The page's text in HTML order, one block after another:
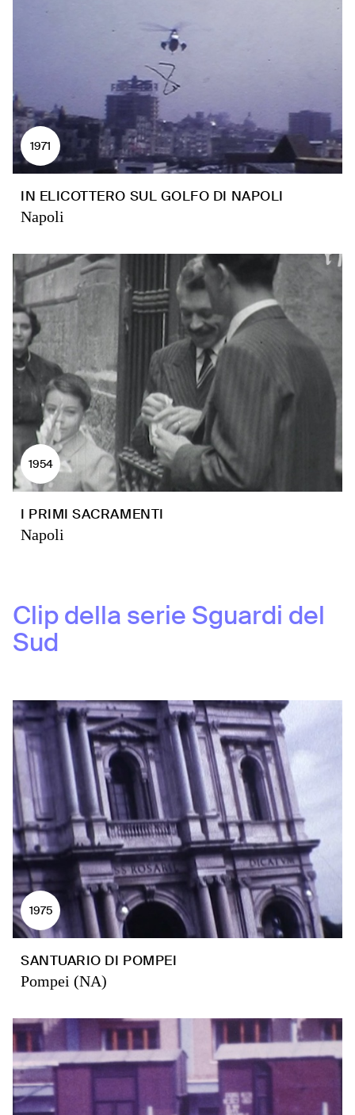
1971
IN ELICOTTERO SUL GOLFO DI NAPOLI
Napoli
1954
I PRIMI SACRAMENTI
Napoli
Clip della serie Sguardi del
Sud
1975
SANTUARIO DI POMPEI
Pompei (NA)